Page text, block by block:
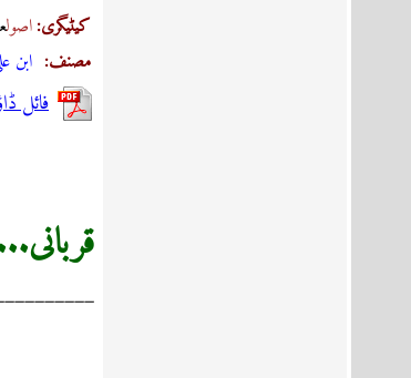
. اصول :کیٹیگری
ابن :مصنف
فائل